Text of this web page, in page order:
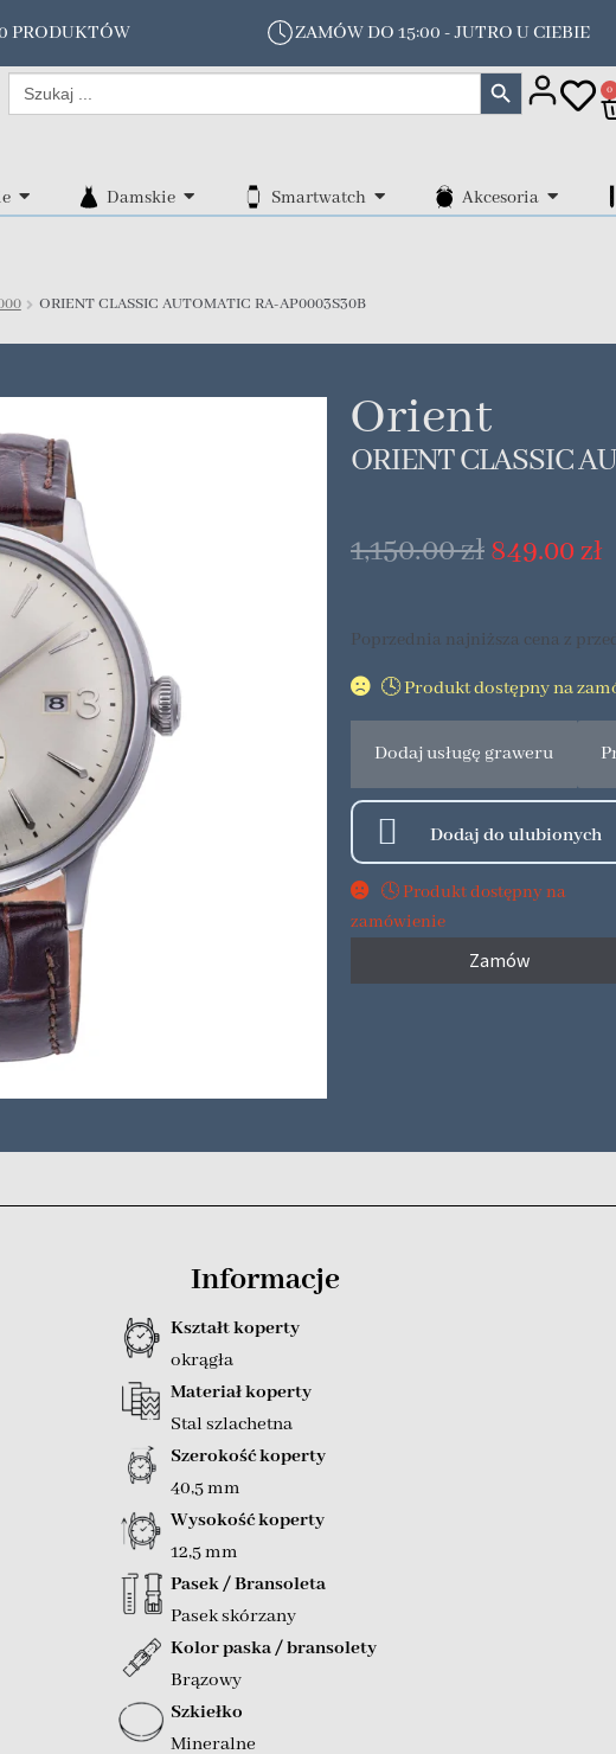
PRODUKTÓW ZAMÓW DO 15:00 - JUTRO U CIEBIE
Search
for:
Search Button
0
Damskie Smartwatch Akcesoria
ORIENT CLASSIC AUTOMATIC RA-AP0003S30B
Orient
ORIENT CLASSIC
1,150.00zł849.00zł
Poprzednia najniższa cena z
🕓 Produkt dostępny na
Dodaj usługę graweru
🕓 Produkt dostępny na
zamówienie
Zamów
Informacje
Kształt koperty
okrągła
Materiał koperty
Stal szlachetna
Szerokość koperty
40,5 mm
Wysokość koperty
12,5 mm
Pasek / Bransoleta
Pasek skórzany
Kolor paska / bransolety
Brązowy
Szkiełko
Mineralne